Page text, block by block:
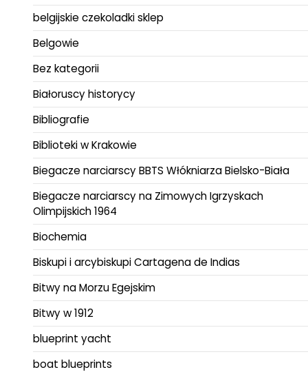
belgijskie czekoladki sklep
Belgowie
Bez kategorii
Białoruscy historycy
Bibliografie
Biblioteki w Krakowie
Biegacze narciarscy BBTS Włókniarza Bielsko-Biała
Biegacze narciarscy na Zimowych Igrzyskach
Olimpijskich 1964
Biochemia
Biskupi i arcybiskupi Cartagena de Indias
Bitwy na Morzu Egejskim
Bitwy w 1912
blueprint yacht
boat blueprints